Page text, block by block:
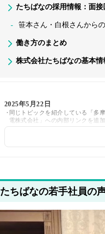
たちばなの採用情報：面
笹本さん・白根さんから
働き方のまとめ
株式会社たちばなの基本情
2025年5月22日
同じトピックを紹介している「多
電株式会社」への内部リンクを追
たちばなの若手社員の